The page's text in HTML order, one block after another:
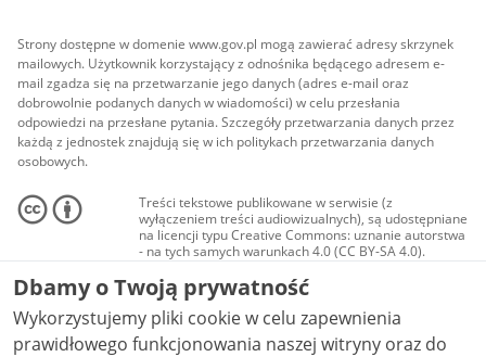
Strony dostępne w domenie www.gov.pl mogą zawierać adresy skrzynek
mailowych. Użytkownik korzystający z odnośnika będącego adresem e-
mail zgadza się na przetwarzanie jego danych (adres e-mail oraz
dobrowolnie podanych danych w wiadomości) w celu przesłania
odpowiedzi na przesłane pytania. Szczegóły przetwarzania danych przez
każdą z jednostek znajdują się w ich politykach przetwarzania danych
osobowych.
Treści tekstowe publikowane w serwisie (z
wyłączeniem treści audiowizualnych), są udostępniane
na licencji typu Creative Commons: uznanie autorstwa
- na tych samych warunkach 4.0 (CC BY-SA 4.0).
Materiały audiowizualne, w tym zdjęcia, materiały
audio i wideo, są udostępniane na licencji typu
Creative Commons: uznanie autorstwa użycie
niekomercyjne - bez utworów zależnych 4.0 (CC BY-
NC-ND 4.0), o ile nie jest to stwierdzone inaczej.
Dbamy o Twoją prywatność
Wykorzystujemy pliki cookie w celu zapewnienia
prawidłowego funkcjonowania naszej witryny oraz do